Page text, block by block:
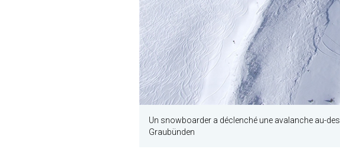
Un snowboarder a déclenché une avalanche au-
Graubünden